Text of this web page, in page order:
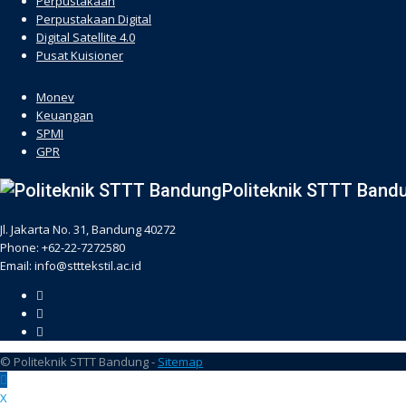
Perpustakaan Digital
Digital Satellite 4.0
Pusat Kuisioner
Monev
Keuangan
SPMI
GPR
Politeknik STTT
Jl. Jakarta No. 31, Bandung 40272
Phone: +62-22-7272580
Email: info@stttekstil.ac.id
© Politeknik STTT Bandung - Sitemap
X